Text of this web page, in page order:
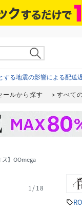
する地震の影響による配送
ールから探す すべて
ス】OOmega
1/18
sell